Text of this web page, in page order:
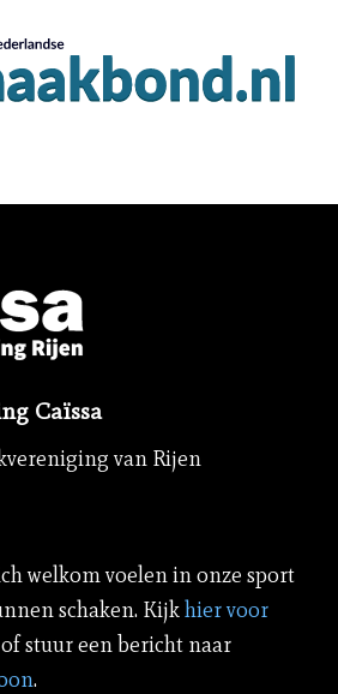
Caïssa
van Rijen
welkom voelen in onze sport
schaken. Kijkhier voor
of stuur een bericht naar
.